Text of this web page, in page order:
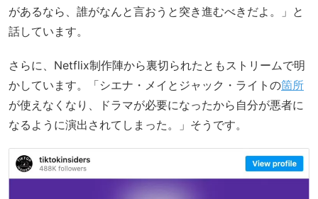
があるなら、誰がなんと言おうと突き進むべきだよ。」と
話しています。
さらに、Netflix制作陣から裏切られたともストリームで明
かしています。「シエナ・メイとジャック・ライトの箇所
が使えなくなり、ドラマが必要になったから自分が悪者に
なるように演出されてしまった。」そうです。